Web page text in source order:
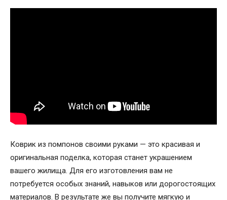
Коврик из помпонов своими руками — это красивая и
оригинальная поделка, которая станет украшением
вашего жилища. Для его изготовления вам не
потребуется особых знаний, навыков или дорогостоящих
материалов. В результате же вы получите мягкую и